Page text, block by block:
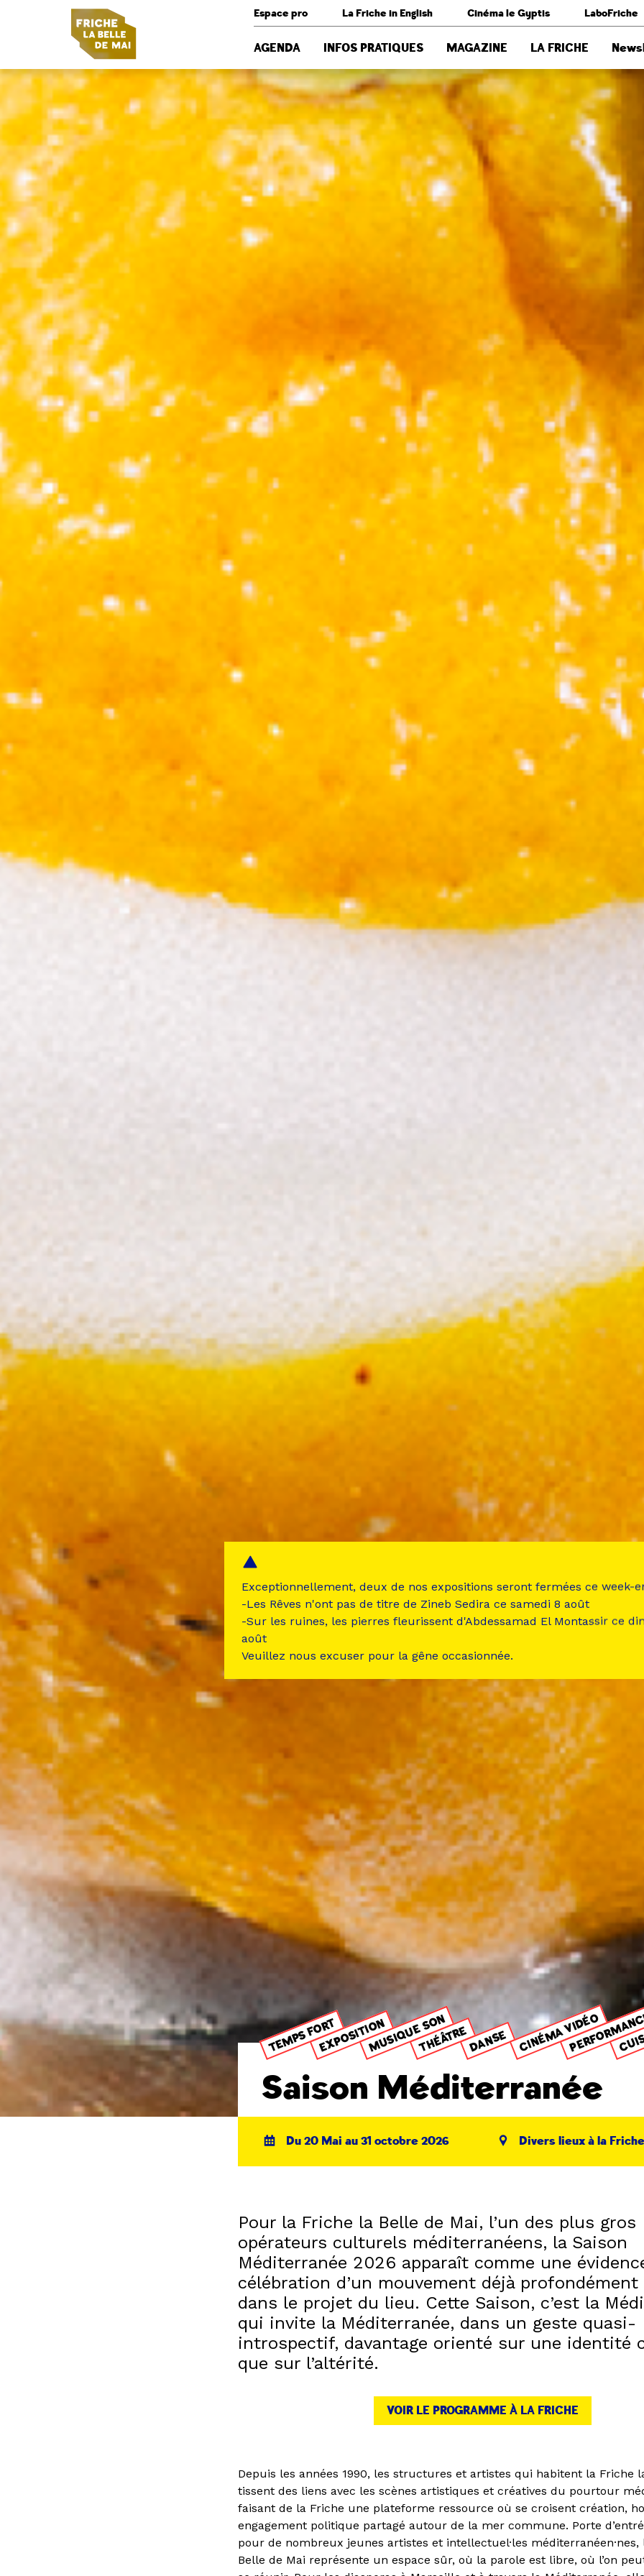
Espace pro La Friche in English Cinéma le Gyptis LaboFriche
AGENDA INFOS PRATIQUES MAGAZINE LA FRICHE
TEMPS FORTEXPOSITIONMUSIQUE SON
THÉÂTREDANSE CINÉMA VIDÉO
Saison Méditerranée
Du 20 Mai au 31 octobre 2026 Divers lieux à la
Pour la Friche la Belle de Mai, l’un des plus gros
opérateurs culturels méditerranéens, la Saison
Méditerranée 2026 apparaît comme une
célébration d’un mouvement déjà profondément
dans le projet du lieu. Cette Saison, c’est la
qui invite la Méditerranée, dans un geste quasi-
introspectif, davantage orienté sur une identité
que sur l’altérité.
VOIR LE PROGRAMME À LA FRICHE
Depuis les années 1990, les structures et artistes qui habitent la Friche
tissent des liens avec les scènes artistiques et créatives du pourtour
faisant de la Friche une plateforme ressource où se croisent création,
engagement politique partagé autour de la mer commune. Porte
pour de nombreux jeunes artistes et intellectuel·les méditerranéen·nes,
Belle de Mai représente un espace sûr, où la parole est libre, où l’on
Exceptionnellement, deux de nos expositions seront fermées ce week-
-Les Rêves n'ont pas de titre de Zineb Sedira ce samedi 8 août
-Sur les ruines, les pierres fleurissent d'Abdessamad El Montassir ce
août
Veuillez nous excuser pour la gêne occasionnée.
Panneau de gestion des cookies